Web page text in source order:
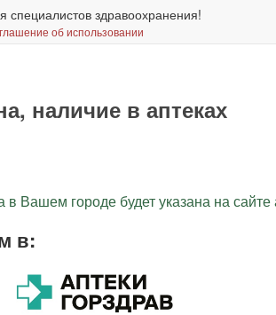
специалистов здравоохранения!
об использовании
наличие в аптеках
Вашем городе будет указана на сайте
в: